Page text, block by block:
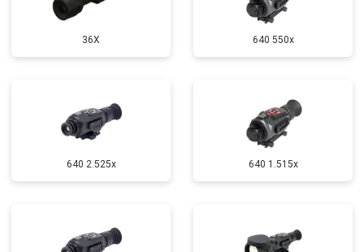
36X 640 550x
640 2.525x 640 1.515x